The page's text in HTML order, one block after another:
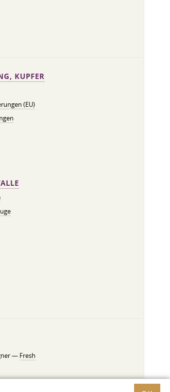
KUPFER
(EU)
— Fresh